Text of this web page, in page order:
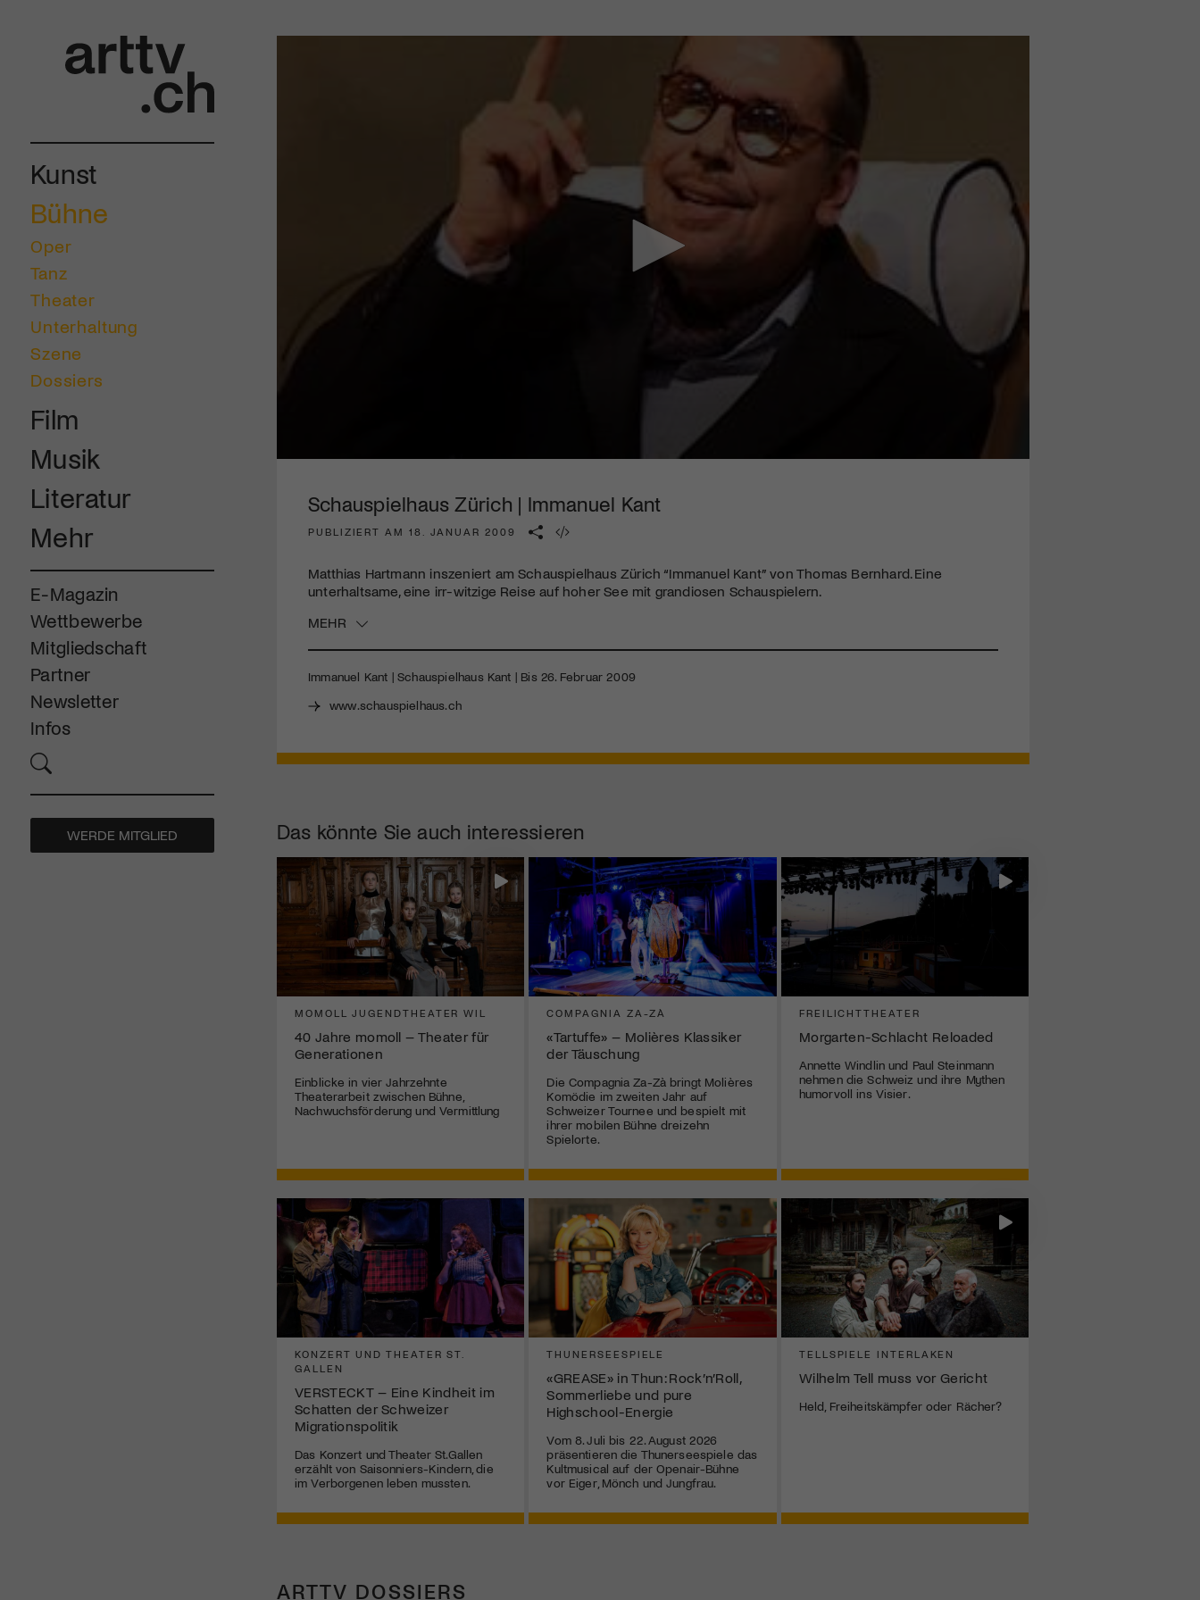
Kunst
Bühne
Oper
Tanz
Theater
Unterhaltung
Szene
Dossiers
Film
Musik
Literatur
Mehr
E-Magazin
Wettbewerbe
Mitgliedschaft
Partner
Newsletter
Infos
WERDE MITGLIED
Schauspielhaus Zürich | Immanuel Kant
PUBLIZIERT AM 18. JANUAR 2009
Matthias Hartmann inszeniert am Schauspielhaus Zürich “Immanuel Kant” von Thomas Bernhard. Eine
unterhaltsame, eine irr-witzige Reise auf hoher See mit grandiosen Schauspielern.
MEHR
Immanuel Kant | Schauspielhaus Kant | Bis 26. Februar 2009
www.schauspielhaus.ch
Das könnte Sie auch interessieren
MOMOLL JUGENDTHEATER WIL
40 Jahre momoll – Theater für
Generationen
Einblicke in vier Jahrzehnte
Theaterarbeit zwischen Bühne,
Nachwuchsförderung und Vermittlung
COMPAGNIA ZA-ZÀ
«Tartuffe» – Molières Klassiker
der Täuschung
Die Compagnia Za-Zà bringt Molières
Komödie im zweiten Jahr auf
Schweizer Tournee und bespielt mit
ihrer mobilen Bühne dreizehn
Spielorte.
FREILICHTTHEATER
Morgarten-Schlacht Reloaded
Annette Windlin und Paul Steinmann
nehmen die Schweiz und ihre Mythen
humorvoll ins Visier.
KONZERT UND THEATER ST.
GALLEN
VERSTECKT – Eine Kindheit im
Schatten der Schweizer
Migrationspolitik
Das Konzert und Theater St.Gallen
erzählt von Saisonniers-Kindern, die
im Verborgenen leben mussten.
THUNERSEESPIELE
«GREASE» in Thun: Rock’n’Roll,
Sommerliebe und pure
Highschool-Energie
Vom 8. Juli bis 22. August 2026
präsentieren die Thunerseespiele das
Kultmusical auf der Openair-Bühne
vor Eiger, Mönch und Jungfrau.
TELLSPIELE INTERLAKEN
Wilhelm Tell muss vor Gericht
Held, Freiheitskämpfer oder Rächer?
ARTTV DOSSIERS
Engagiere dich als Kulturliebhaber:in, Kulturschaffende(r) oder
Mit deiner Mitgliedschaft erhältst du kostenlosen Zugang zu
diversen Kulturevents.
Jetzt Mitglied werden